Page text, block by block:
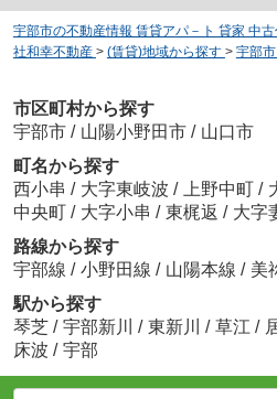
宇部市の不動産情報 賃貸アパ－ト 貸家 中
社和幸不動産 > (賃貸)地域から探す > 宇部市
市区町村から探す
宇部市 / 山陽小野田市 / 山口市
町名から探す
西小串 / 大字東岐波 / 上野中町 /
中央町 / 大字小串 / 東梶返 / 大字
路線から探す
宇部線 / 小野田線 / 山陽本線 / 美
駅から探す
琴芝 / 宇部新川 / 東新川 / 草江 /
床波 / 宇部